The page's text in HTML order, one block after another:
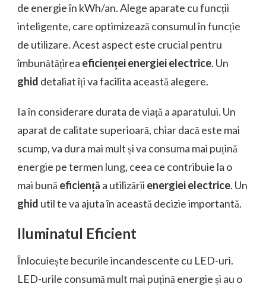
de energie în kWh/an. Alege aparate cu funcții
inteligente, care optimizează consumul în funcție
de utilizare. Acest aspect este crucial pentru
îmbunătățirea eficienței energiei electrice. Un
ghid detaliat îți va facilita această alegere.
Ia în considerare durata de viață a aparatului. Un
aparat de calitate superioară, chiar dacă este mai
scump, va dura mai mult și va consuma mai puțină
energie pe termen lung, ceea ce contribuie la o
mai bună eficiență a utilizării energiei electrice. Un
ghid util te va ajuta în această decizie importantă.
Iluminatul Eficient
Înlocuiește becurile incandescente cu LED-uri.
LED-urile consumă mult mai puțină energie și au o